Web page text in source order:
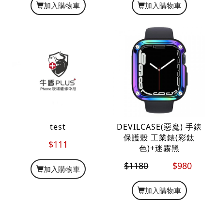
加入購物車 加入購物車
test
$111
加入購物車
DEVILCASE(惡魔) 手錶
保護殼 工業錶(彩鈦
色)+迷霧黑
$1180 $980
加入購物車